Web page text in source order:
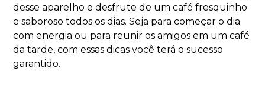
desse aparelho e desfrute de um café fresquinho
e saboroso todos os dias. Seja para começar o dia
com energia ou para reunir os amigos em um café
da tarde, com essas dicas você terá o sucesso
garantido.